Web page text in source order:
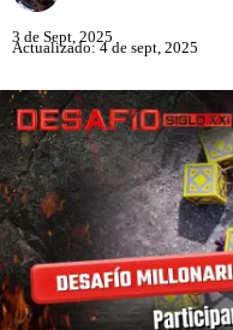
3 de Sept, 2025
Actualizado: 4 de sept, 2025